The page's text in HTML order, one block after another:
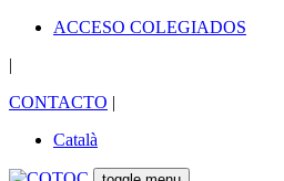
ACCESO COLEGIADOS
|
CONTACTO |
Català